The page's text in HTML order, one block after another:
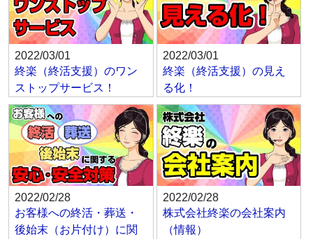
2022/03/01
終楽（終活支援）のワン
ストップサービス！
2022/03/01
終楽（終活支援）の見え
る化！
2022/02/28
お客様への終活・葬送・
後始末（お片付け）に関
2022/02/28
株式会社終楽の会社案内
（情報）